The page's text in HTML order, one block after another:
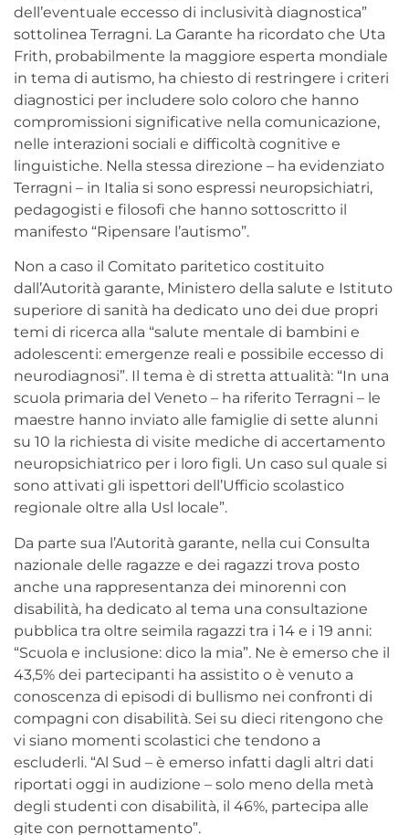
dell’eventuale eccesso di inclusività diagnostica”
sottolinea Terragni. La Garante ha ricordato che Uta
Frith, probabilmente la maggiore esperta mondiale
in tema di autismo, ha chiesto di restringere i criteri
diagnostici per includere solo coloro che hanno
compromissioni significative nella comunicazione,
nelle interazioni sociali e difficoltà cognitive e
linguistiche. Nella stessa direzione – ha evidenziato
Terragni – in Italia si sono espressi neuropsichiatri,
pedagogisti e filosofi che hanno sottoscritto il
manifesto “Ripensare l’autismo”.
Non a caso il Comitato paritetico costituito
dall’Autorità garante, Ministero della salute e Istituto
superiore di sanità ha dedicato uno dei due propri
temi di ricerca alla “salute mentale di bambini e
adolescenti: emergenze reali e possibile eccesso di
neurodiagnosi”. Il tema è di stretta attualità: “In una
scuola primaria del Veneto – ha riferito Terragni – le
maestre hanno inviato alle famiglie di sette alunni
su 10 la richiesta di visite mediche di accertamento
neuropsichiatrico per i loro figli. Un caso sul quale si
sono attivati gli ispettori dell’Ufficio scolastico
regionale oltre alla Usl locale”.
Da parte sua l’Autorità garante, nella cui Consulta
nazionale delle ragazze e dei ragazzi trova posto
anche una rappresentanza dei minorenni con
disabilità, ha dedicato al tema una consultazione
pubblica tra oltre seimila ragazzi tra i 14 e i 19 anni:
“Scuola e inclusione: dico la mia”. Ne è emerso che il
43,5% dei partecipanti ha assistito o è venuto a
conoscenza di episodi di bullismo nei confronti di
compagni con disabilità. Sei su dieci ritengono che
vi siano momenti scolastici che tendono a
escluderli. “Al Sud – è emerso infatti dagli altri dati
riportati oggi in audizione – solo meno della metà
degli studenti con disabilità, il 46%, partecipa alle
gite con pernottamento”.